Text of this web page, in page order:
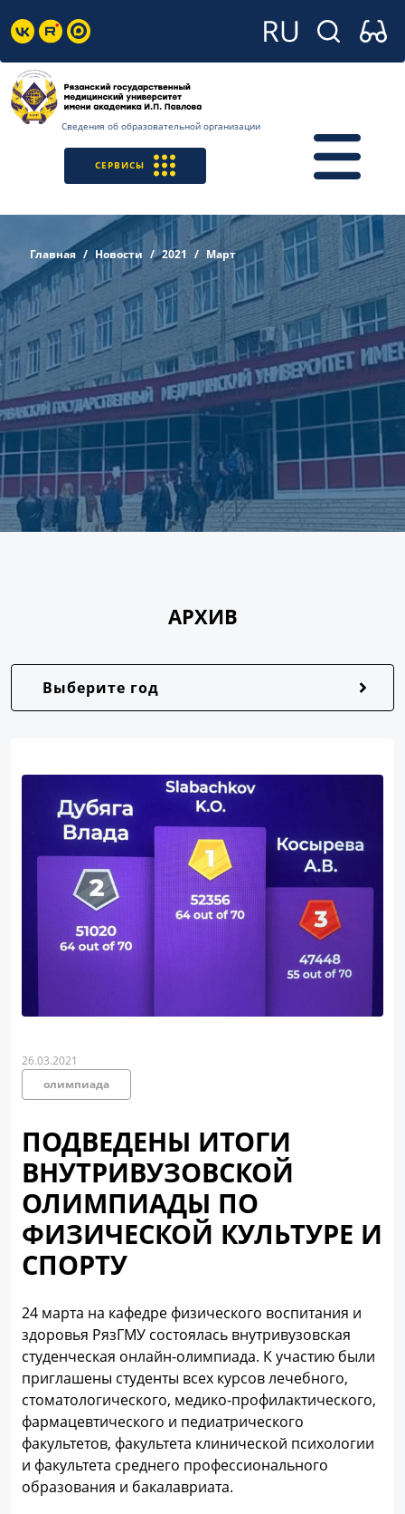
Сведения об образовательной организации
СЕРВИСЫ
Главная Новости 2021 Март
АРХИВ
Выберите год
26.03.2021
олимпиада
ПОДВЕДЕНЫ ИТОГИ
ВНУТРИВУЗОВСКОЙ
ОЛИМПИАДЫ ПО
ФИЗИЧЕСКОЙ КУЛЬТУРЕ И
СПОРТУ
24 марта на кафедре физического воспитания и
здоровья РязГМУ состоялась внутривузовская
студенческая онлайн-олимпиада. К участию были
приглашены студенты всех курсов лечебного,
стоматологического, медико-профилактического,
фармацевтического и педиатрического
факультетов, факультета клинической психологии
и факультета среднего профессионального
образования и бакалавриата.